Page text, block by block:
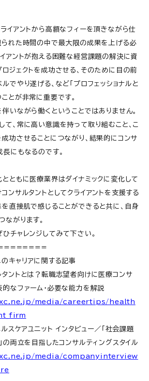
イアントから高額なフィーを頂きながら仕
られた時間の中で最大限の成果を上げる必
イアントが抱える困難な経営課題の解決に資
ロジェクトを成功させる、そのために目の前
でやり遂げる、など「プロフェッショナルと
とが非常に重要です。
いながら働くということではありません。
て、常に高い意識を持って取り組むこと、こ
成功させることにつながり、結果的にコンサ
長にもなるのです。
とともに医療業界はダイナミックに変化して
ンサルタントとしてクライアントを支援する
を直接肌で感じることができると共に、自身
ながります。
チャレンジしてみて下さい。
のキャリアに関する記事
タントとは？転職志望者向けに医療コンサ
的なファーム・必要な能力を解説
media/careertips/health
スケアユニット インタビュー／「社会課題
の両立を目指したコンサルティングスタイル
media/companyinterview